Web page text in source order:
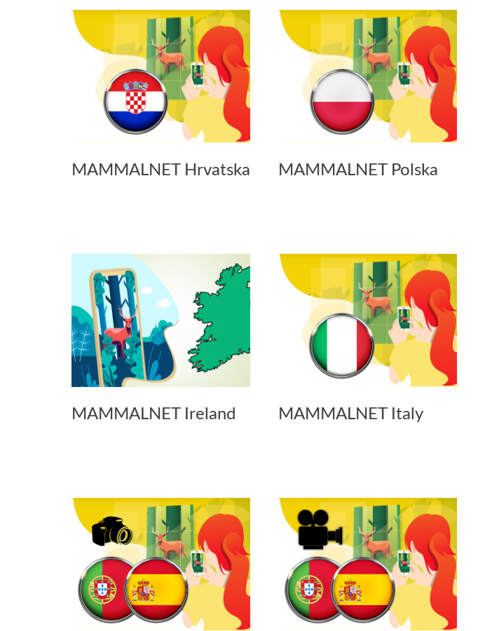
MAMMALNET Hrvatska MAMMALNET Polska
MAMMALNET Ireland MAMMALNET Italy